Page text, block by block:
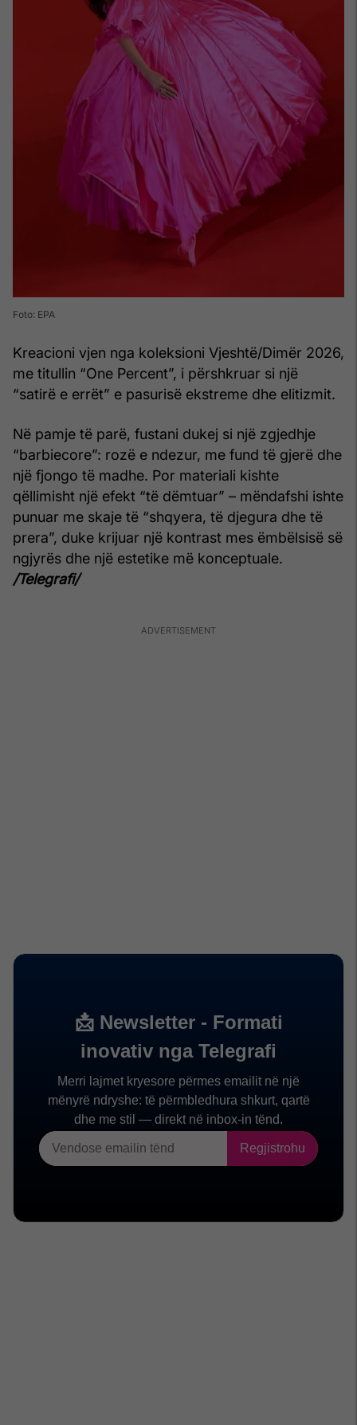
Foto: EPA
Kreacioni vjen nga koleksioni Vjeshtë/Dimër 2026,
me titullin “One Percent”, i përshkruar si një
“satirë e errët” e pasurisë ekstreme dhe elitizmit.
Në pamje të parë, fustani dukej si një zgjedhje
“barbiecore”: rozë e ndezur, me fund të gjerë dhe
një fjongo të madhe. Por materiali kishte
qëllimisht një efekt “të dëmtuar” – mëndafshi ishte
punuar me skaje të “shqyera, të djegura dhe të
prera”, duke krijuar një kontrast mes ëmbëlsisë së
ngjyrës dhe një estetike më konceptuale.
/Telegrafi/